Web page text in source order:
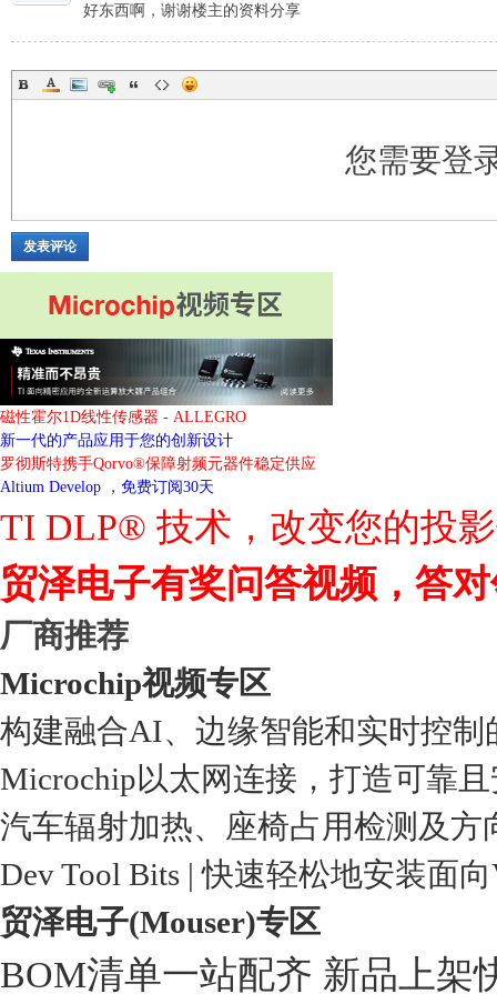
好东西啊，谢谢楼主的资料分享
您需要登
发表评论
磁性霍尔1D线性传感器 - ALLEGRO
新一代的产品应用于您的创新设计
罗彻斯特携手Qorvo®保障射频元器件稳定供应
Altium Develop ，免费订阅30天
TI DLP® 技术，改变您的投
贸泽电子有奖问答视频，答
厂商推荐
Microchip视频专区
构建融合AI、边缘智能和实时控制
Microchip以太网连接，打造可靠
汽车辐射加热、座椅占用检测及
Dev Tool Bits | 快速轻松地安装面
贸泽电子(Mouser)专区
BOM清单一站配齐 新品上架